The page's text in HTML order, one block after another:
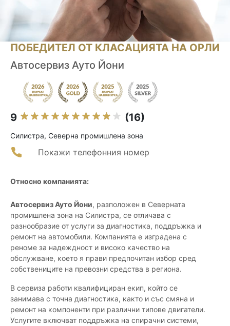
ПОБЕДИТЕЛ ОТ КЛАСАЦИЯТА НА ОРЛИ
Автосервиз Ауто Йони
9 (16)
Силистра, Северна промишлена зона
Покажи телефонния номер
Относно компанията:
Автосервиз Ауто Йони, разположен в Северната
промишлена зона на Силистра, се отличава с
разнообразие от услуги за диагностика, поддръжка и
ремонт на автомобили. Компанията е изградена с
реноме за надеждност и високо качество на
обслужване, което я прави предпочитан избор сред
собствениците на превозни средства в региона.
В сервиза работи квалифициран екип, който се
занимава с точна диагностика, както и със смяна и
ремонт на компоненти при различни типове двигатели.
Услугите включват поддръжка на спирачни системи,